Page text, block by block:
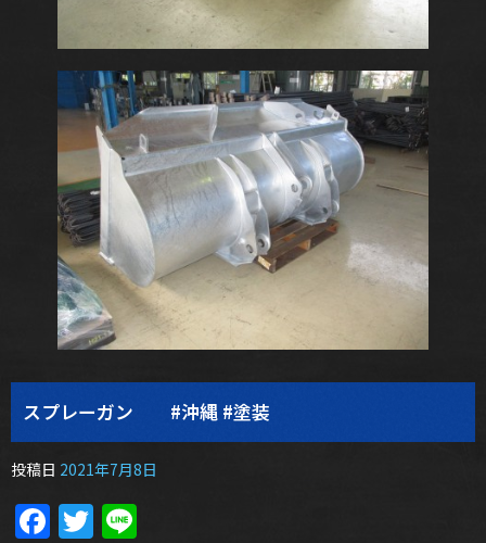
スプレーガン #沖縄 #塗装
投稿日 2021年7月8日
Facebook
Twitter